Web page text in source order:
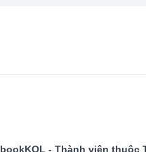
bookKOL - Thành viên thuộc